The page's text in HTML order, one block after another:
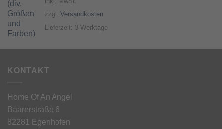
zzgl. Versandkosten
Lieferzeit: 3 Werktage
KONTAKT
Home Of An Angel
Baarerstraße 6
82281 Egenhofen